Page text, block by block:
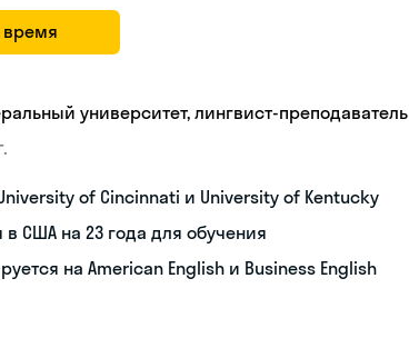
время
университет, лингвист-преподаватель
of Cincinnati и University of Kentucky
США на 23 года для обучения
на American English и Business English